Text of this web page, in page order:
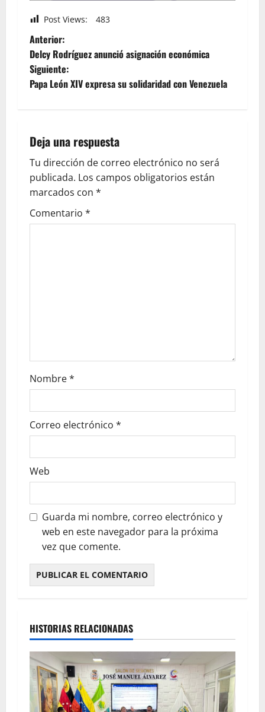
Post Views: 483
Anterior:
Delcy Rodríguez anunció asignación económica
Siguiente:
Papa León XIV expresa su solidaridad con Venezuela
Deja una respuesta
Tu dirección de correo electrónico no será
publicada. Los campos obligatorios están
marcados con *
Comentario *
Nombre*
Correo electrónico *
Web
Guarda mi nombre, correo electrónico y
web en este navegador para la próxima
vez que comente.
HISTORIAS RELACIONADAS